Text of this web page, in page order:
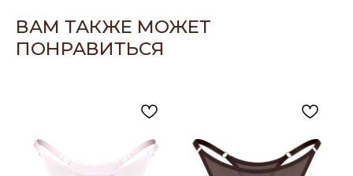
ВАМ ТАКЖЕ МОЖЕТ
ПОНРАВИТЬСЯ